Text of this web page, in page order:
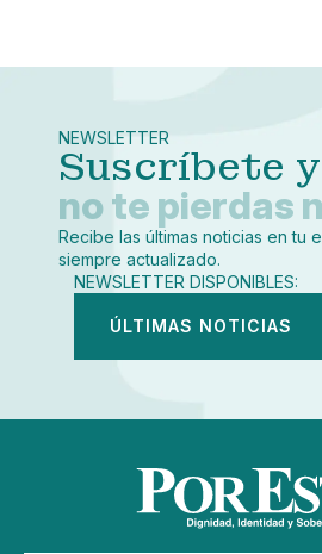
Copiar enlace
NEWSLETTER
Suscríbete y
no te pierdas
Recibe las últimas noticias en tu
siempre actualizado.
NEWSLETTER DISPONIBLES:
ÚLTIMAS NOTICIAS